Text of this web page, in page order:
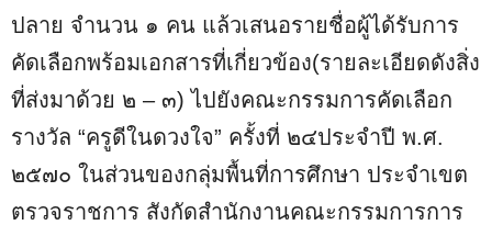
ปลาย จำนวน ๑ คน แล้วเสนอรายชื่อผู้ได้รับการ
คัดเลือกพร้อมเอกสารที่เกี่ยวข้อง(รายละเอียดดังสิ่ง
ที่ส่งมาด้วย ๒ – ๓) ไปยังคณะกรรมการคัดเลือก
รางวัล “ครูดีในดวงใจ” ครั้งที่ ๒๔ประจำปี พ.ศ.
๒๕๗๐ ในส่วนของกลุ่มพื้นที่การศึกษา ประจำเขต
ตรวจราชการ สังกัดสำนักงานคณะกรรมการการ